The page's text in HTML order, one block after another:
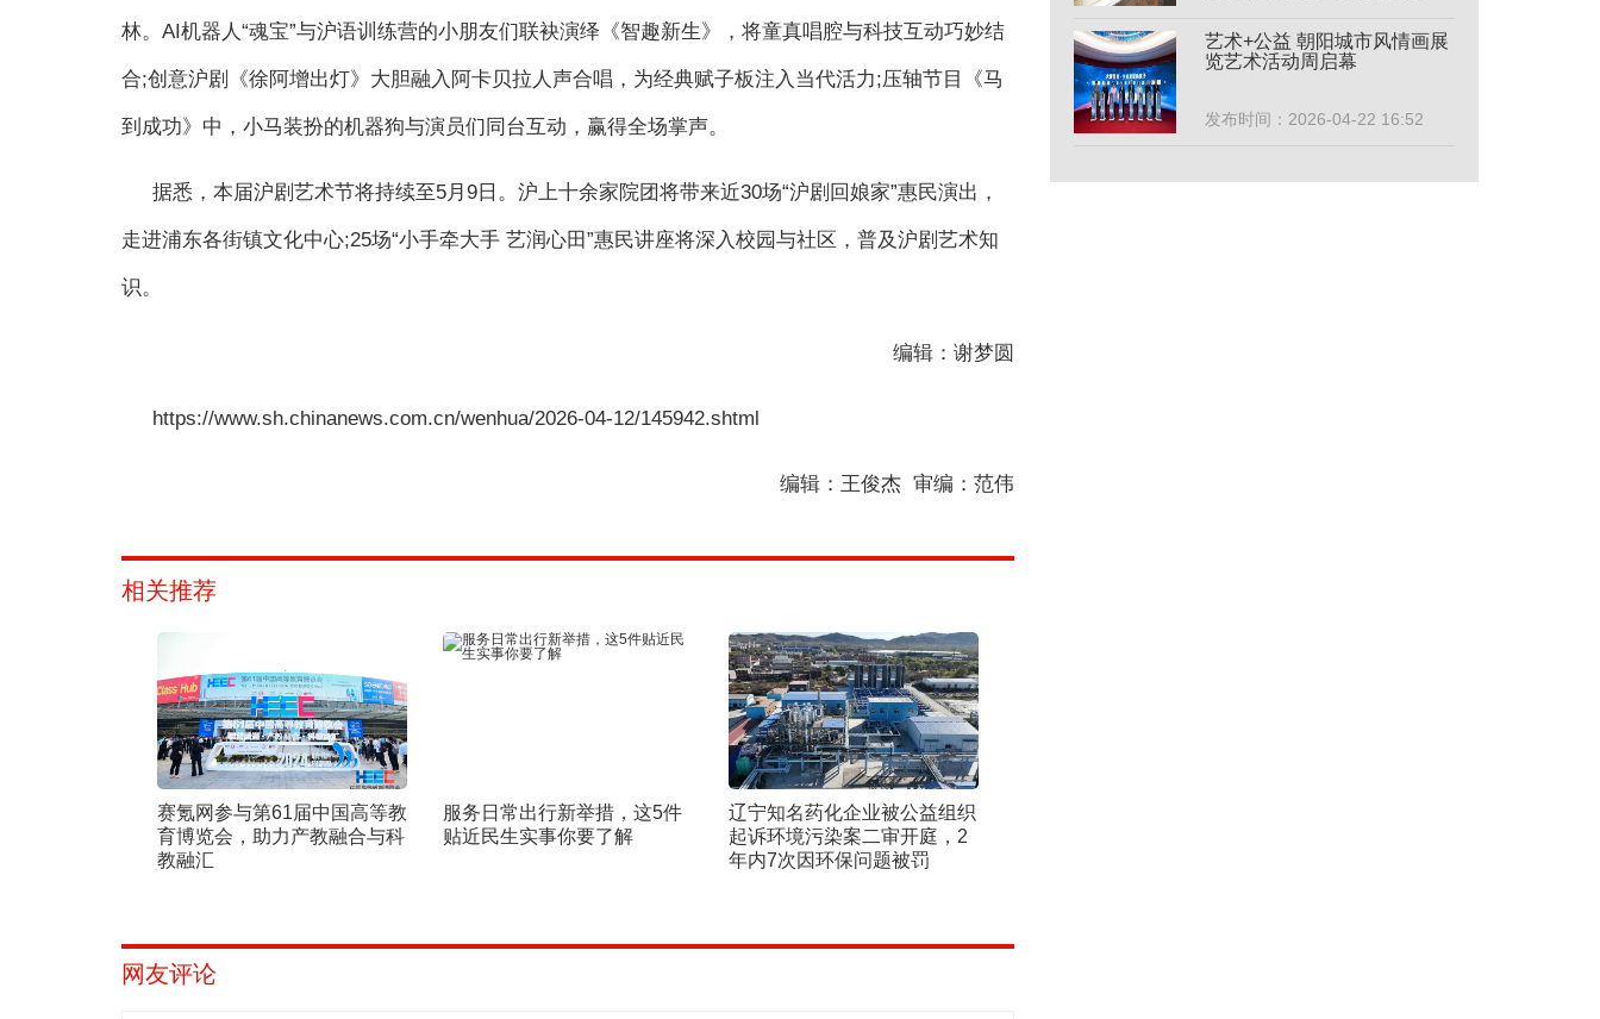
林。AI机器人“魂宝”与沪语训练营的小朋友们联袂演绎《智趣新生》，将童真唱腔与科技互动巧妙结
合;创意沪剧《徐阿增出灯》大胆融入阿卡贝拉人声合唱，为经典赋子板注入当代活力;压轴节目《马
到成功》中，小马装扮的机器狗与演员们同台互动，赢得全场掌声。
据悉，本届沪剧艺术节将持续至5月9日。沪上十余家院团将带来近30场“沪剧回娘家”惠民演出，
走进浦东各街镇文化中心;25场“小手牵大手 艺润心田”惠民讲座将深入校园与社区，普及沪剧艺术知
识。
编辑：谢梦圆
https://www.sh.chinanews.com.cn/wenhua/2026-04-12/145942.shtml
编辑：王俊杰 审编：范伟
相关推荐
赛氪网参与第61届中国高等教
育博览会，助力产教融合与科
教融汇
服务日常出行新举措，这5件
贴近民生实事你要了解
辽宁知名药化企业被公益组织
起诉环境污染案二审开庭，2
年内7次因环保问题被罚
网友评论
艺术+公益 朝阳城市风情画展
览艺术活动周启幕
发布时间：2026-04-22 16:52